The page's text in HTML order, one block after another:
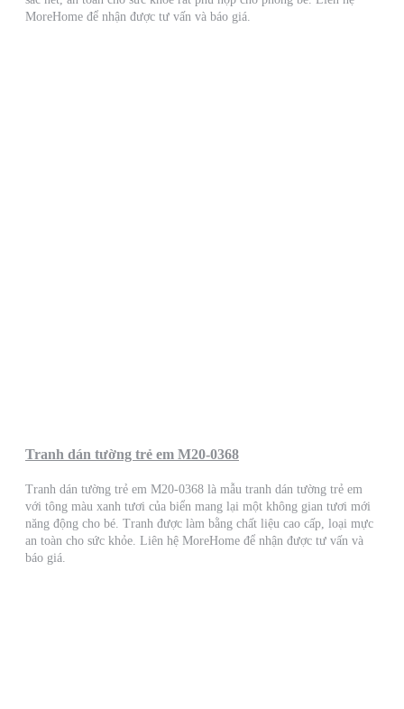
MoreHome để nhận được tư vấn và báo giá.
Tranh dán tường trẻ em M20-0368
Tranh dán tường trẻ em M20-0368 là mẫu tranh dán tường trẻ em
với tông màu xanh tươi của biển mang lại một không gian tươi mới
năng động cho bé. Tranh được làm bằng chất liệu cao cấp, loại mực
an toàn cho sức khỏe. Liên hệ MoreHome để nhận được tư vấn và
báo giá.